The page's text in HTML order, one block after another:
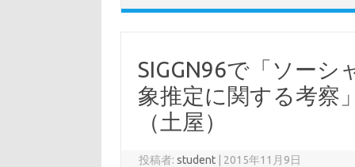
SIGGN96で「ソー
象推定に関する考察
（土屋）
投稿者:student 2015年11月9日